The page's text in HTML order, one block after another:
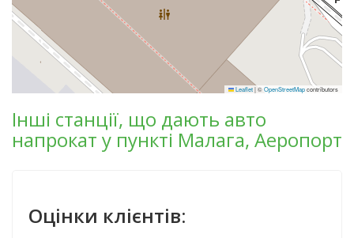
Leaflet|©OpenStreetMapcontributors
Інші станції, що дають авто
напрокат у пункті Малага, Аеропорт
Оцінки клієнтів: